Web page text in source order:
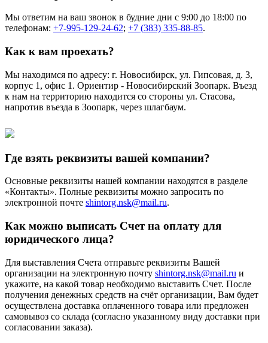
Мы ответим на ваш звонок в будние дни с 9:00 до 18:00 по
телефонам: +7-995-129-24-62; +7 (383) 335-88-85.
Как к вам проехать?
Мы находимся по адресу: г. Новосибирск, ул. Гипсовая, д. 3,
корпус 1, офис 1. Ориентир - Новосибирский Зоопарк. Въезд
к нам на территорию находится со стороны ул. Стасова,
напротив въезда в Зоопарк, через шлагбаум.
Где взять реквизиты вашей компании?
Основные реквизиты нашей компании находятся в разделе
«Контакты». Полные реквизиты можно запросить по
электронной почте shintorg.nsk@mail.ru.
Как можно выписать Счет на оплату для
юридического лица?
Для выставления Счета отправьте реквизиты Вашей
организации на электронную почту shintorg.nsk@mail.ru и
укажите, на какой товар необходимо выставить Счет. После
получения денежных средств на счёт организации, Вам будет
осуществлена доставка оплаченного товара или предложен
самовывоз со склада (согласно указанному виду доставки при
согласовании заказа).